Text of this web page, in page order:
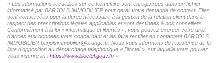
« Les informations recueillies sur ce formulaire sont enregistrées dans un fichier
informatisé par BARJOLS IMMOBILIER pour gérer votre demande de contact. Elles
sont conservées pour la durée nécessaire à la gestion de la relation client dans le
respect des prescriptions légales applicables et sont destinées à nos conseillers
Conformément à la loi « informatique et libertés », vous pouvez exercer votre droit
d'accès aux données vous concernant et les faire rectifier en contactant BARJOLS
IMMOBILIER barjolsimmobilier@orange.fr. Nous vous informons de l'existence de la
liste d'opposition au démarchage téléphonique « Bloctel », sur laquelle vous pouvez
vous inscrire ici : https://www.bloctel.gouv.fr/»